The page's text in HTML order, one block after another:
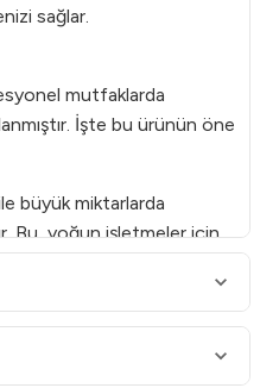
sağlar.
mutfaklarda
İşte bu ürünün öne
büyük miktarlarda
Bu, yoğun işletmeler için
değişebilen hız
bir şekilde